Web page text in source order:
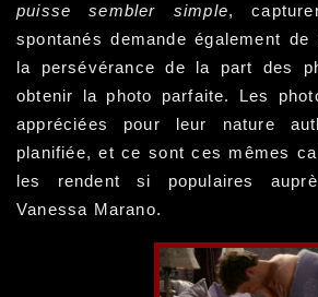
puisse sembler simple,
spontanés demande également
la persévérance de la part des
obtenir la photo parfaite. Les
appréciées pour leur nature
planifiée, et ce sont ces mêmes
les rendent si populaires
Vanessa Marano.